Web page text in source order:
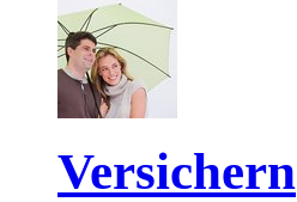
Versichern